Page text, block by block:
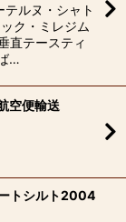
ルヌ・シャト
ク・ミレジム
テースティ
…
空便輸送
トシルト2004